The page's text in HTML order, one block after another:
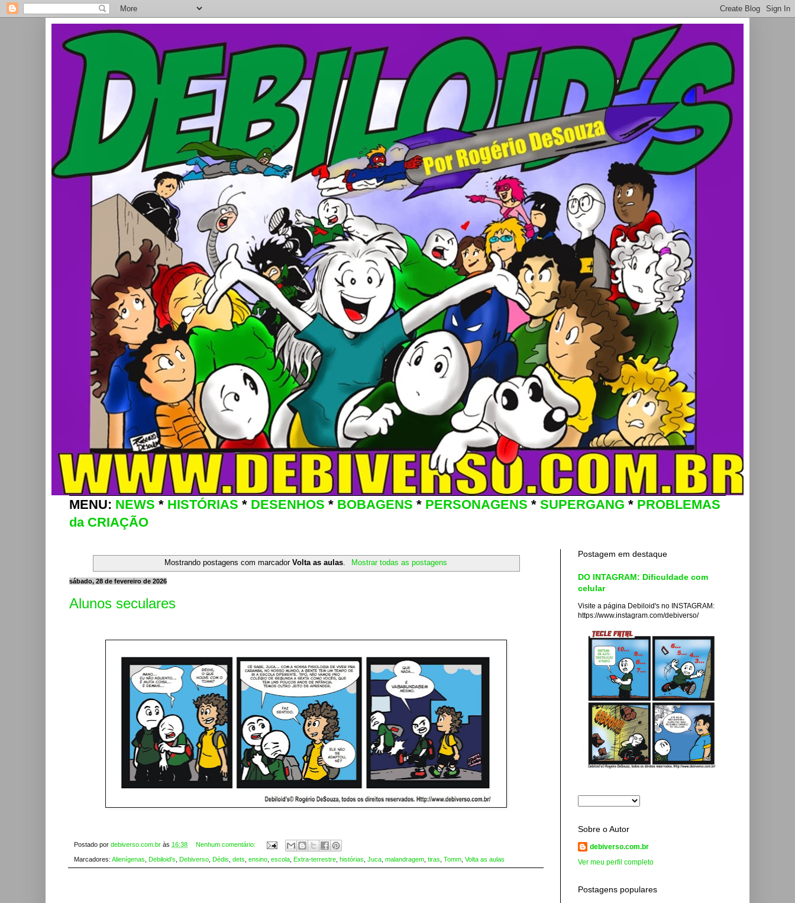
MENU: NEWS * HISTÓRIAS * DESENHOS * BOBAGENS * PERSONAGENS * SUPERGANG * PROBLEMAS
da CRIAÇÃO
Mostrando postagens com marcadorVolta as aulas Mostrar todas as postagens
sábado, 28 de fevereiro de 2026
Alunos seculares
Postado por debiverso.com.br às 16:38 Nenhum comentário:
Marcadores: Alienígenas Debiloid's Debiverso Dédis dets ensino escola Extra-terrestre histórias Juca malandragem tiras Tomm Volta as aulas
Postagem em destaque
DO INTAGRAM: Dificuldade com
celular
Visite a página Debiloid's no INSTAGRAM:
https://www.instagram.com/debiverso/
Sobre o Autor
debiverso.com.br
Ver meu perfil completo
Postagens populares